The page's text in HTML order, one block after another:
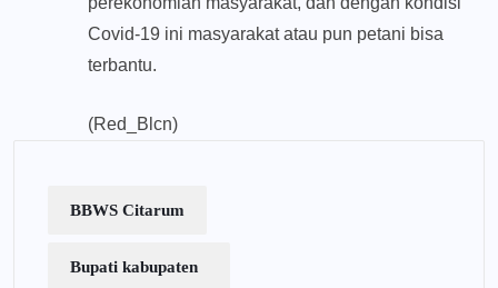
Covid-19 ini masyarakat atau pun petani bisa
terbantu.
(Red_Blcn)
BBWS Citarum
Bupati kabupaten